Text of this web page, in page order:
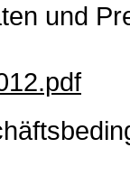
und